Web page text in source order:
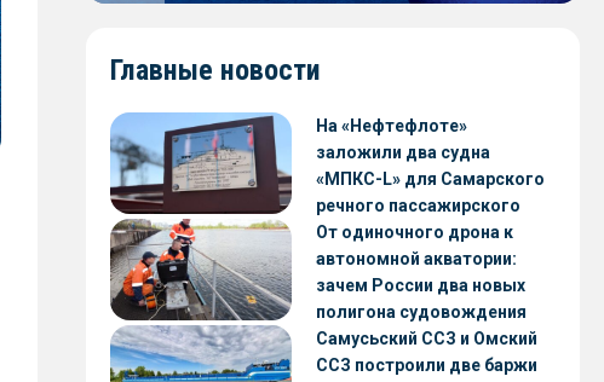
Главные новости
На «Нефтефлоте»
заложили два судна
«МПКС-L» для Самарского
речного пассажирского
предприятия
От одиночного дрона к
автономной акватории:
зачем России два новых
полигона судовождения
Самусьский ССЗ и Омский
ССЗ построили две баржи